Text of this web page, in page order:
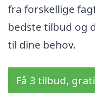
fra forskellige
bedste tilbud og
til dine behov.
Få 3 tilbud,